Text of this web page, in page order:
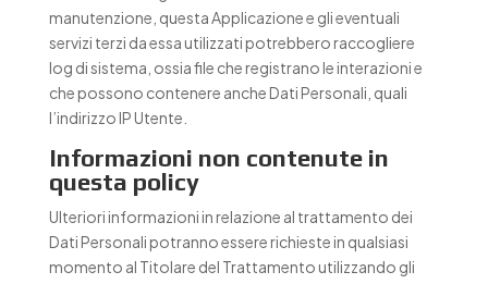
manutenzione, questa Applicazione e gli eventuali
servizi terzi da essa utilizzati potrebbero raccogliere
log di sistema, ossia file che registrano le interazioni e
che possono contenere anche Dati Personali, quali
l’indirizzo IP Utente.
Informazioni non contenute in
questa policy
Ulteriori informazioni in relazione al trattamento dei
Dati Personali potranno essere richieste in qualsiasi
momento al Titolare del Trattamento utilizzando gli